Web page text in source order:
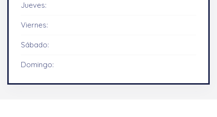
Jueves:
Viernes:
Sábado:
Domingo: